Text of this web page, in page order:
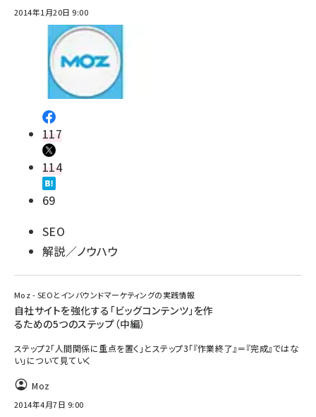
2014年1月20日 9:00
117
114
69
SEO
解説／ノウハウ
Moz - SEOとインバウンドマーケティングの実践情報
自社サイトを強化する「ビッグコンテンツ」を作
るための5つのステップ（中編）
ステップ2「人間関係に重点を置く」とステップ3「『作業終了』＝『完成』ではな
い」について見ていく
Moz
2014年4月7日 9:00